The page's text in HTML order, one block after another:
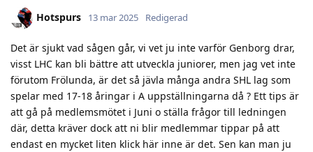
Hotspurs 13 mar 2025 Redigerad
Det är sjukt vad sågen går, vi vet ju inte varför Genborg drar,
visst LHC kan bli bättre att utveckla juniorer, men jag vet inte
förutom Frölunda, är det så jävla många andra SHL lag som
spelar med 17-18 åringar i A uppställningarna då ? Ett tips är
att gå på medlemsmötet i Juni o ställa frågor till ledningen
där, detta kräver dock att ni blir medlemmar tippar på att
endast en mycket liten klick här inne är det. Sen kan man ju